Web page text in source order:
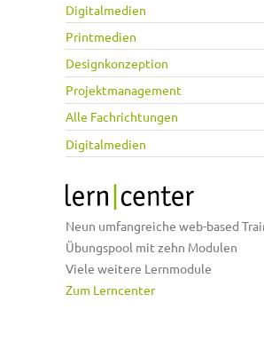
Digitalmedien
Printmedien
Designkonzeption
Projektmanagement
Alle Fachrichtungen
Digitalmedien
Neun umfangreiche web-based
Übungspool mit zehn Modulen
Viele weitere Lernmodule
Zum Lerncenter